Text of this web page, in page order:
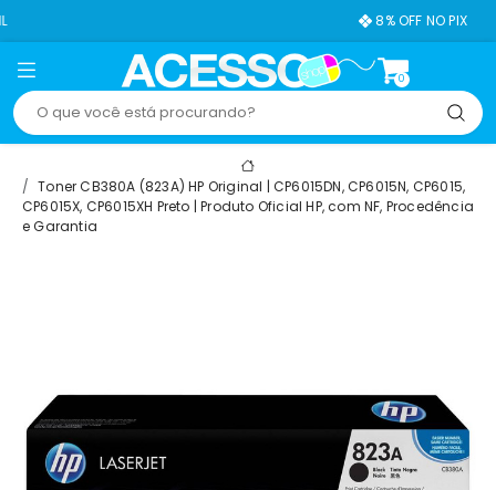
0
Toner CB380A (823A) HP Original | CP6015DN, CP6015N, CP6015,
CP6015X, CP6015XH Preto | Produto Oficial HP, com NF, Procedência
e Garantia